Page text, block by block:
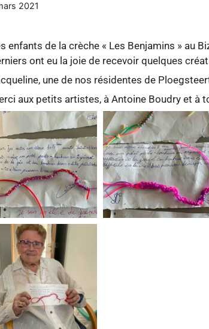
2021
enfants de la crèche « Les Benjamins » au
ont eu la joie de recevoir quelques
une de nos résidentes de
aux petits artistes, à Antoine Boudry et à